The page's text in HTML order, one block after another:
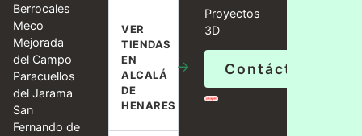
Berrocales
Meco
Mejorada
del Campo
Paracuellos
del Jarama
San
Fernando de
VER
TIENDAS
EN
ALCALÁ
DE
HENARES
→
Proyectos
3D
Contáctanos